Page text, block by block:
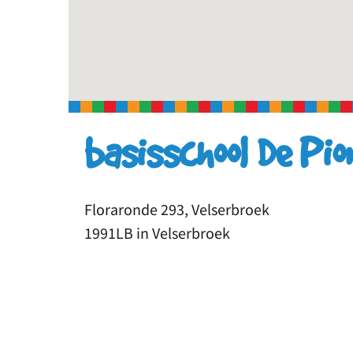
basisschool De
Floraronde 293, Velserbroek
1991LB in Velserbroek